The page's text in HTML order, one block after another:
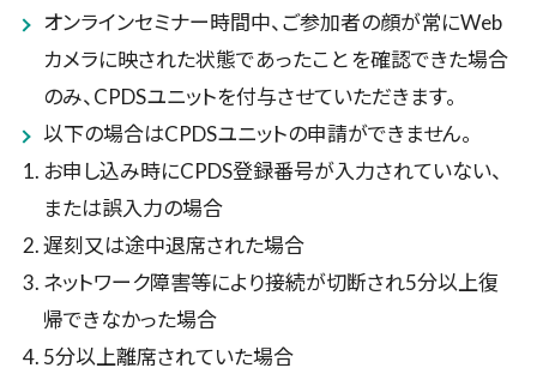
オンラインセミナー時間中、ご参加者の顔が常にWeb
カメラに映された状態であったこと を確認できた場合
のみ、CPDSユニットを付与させていただきます。
以下の場合はCPDSユニットの申請ができません。
お申し込み時にCPDS登録番号が入力されていない、
または誤入力の場合
遅刻又は途中退席された場合
ネットワーク障害等により接続が切断され5分以上復
帰できなかった場合
5分以上離席されていた場合